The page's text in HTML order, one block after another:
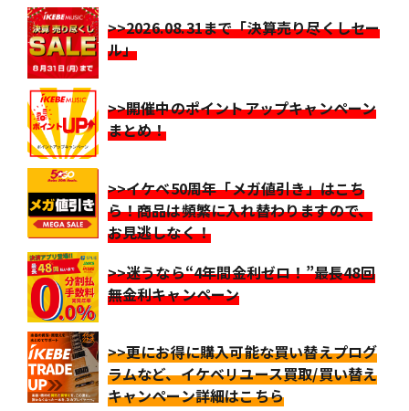
>>2026.08.31まで「決算売り尽くしセー
ル」
>>開催中のポイントアップキャンペーン
まとめ！
>>イケベ50周年「メガ値引き」はこち
ら！商品は頻繁に入れ替わりますので、
お見逃しなく！
>>迷うなら“4年間金利ゼロ！”最長48回
無金利キャンペーン
>>更にお得に購入可能な買い替えプログ
ラムなど、イケベリユース買取/買い替え
キャンペーン詳細はこちら